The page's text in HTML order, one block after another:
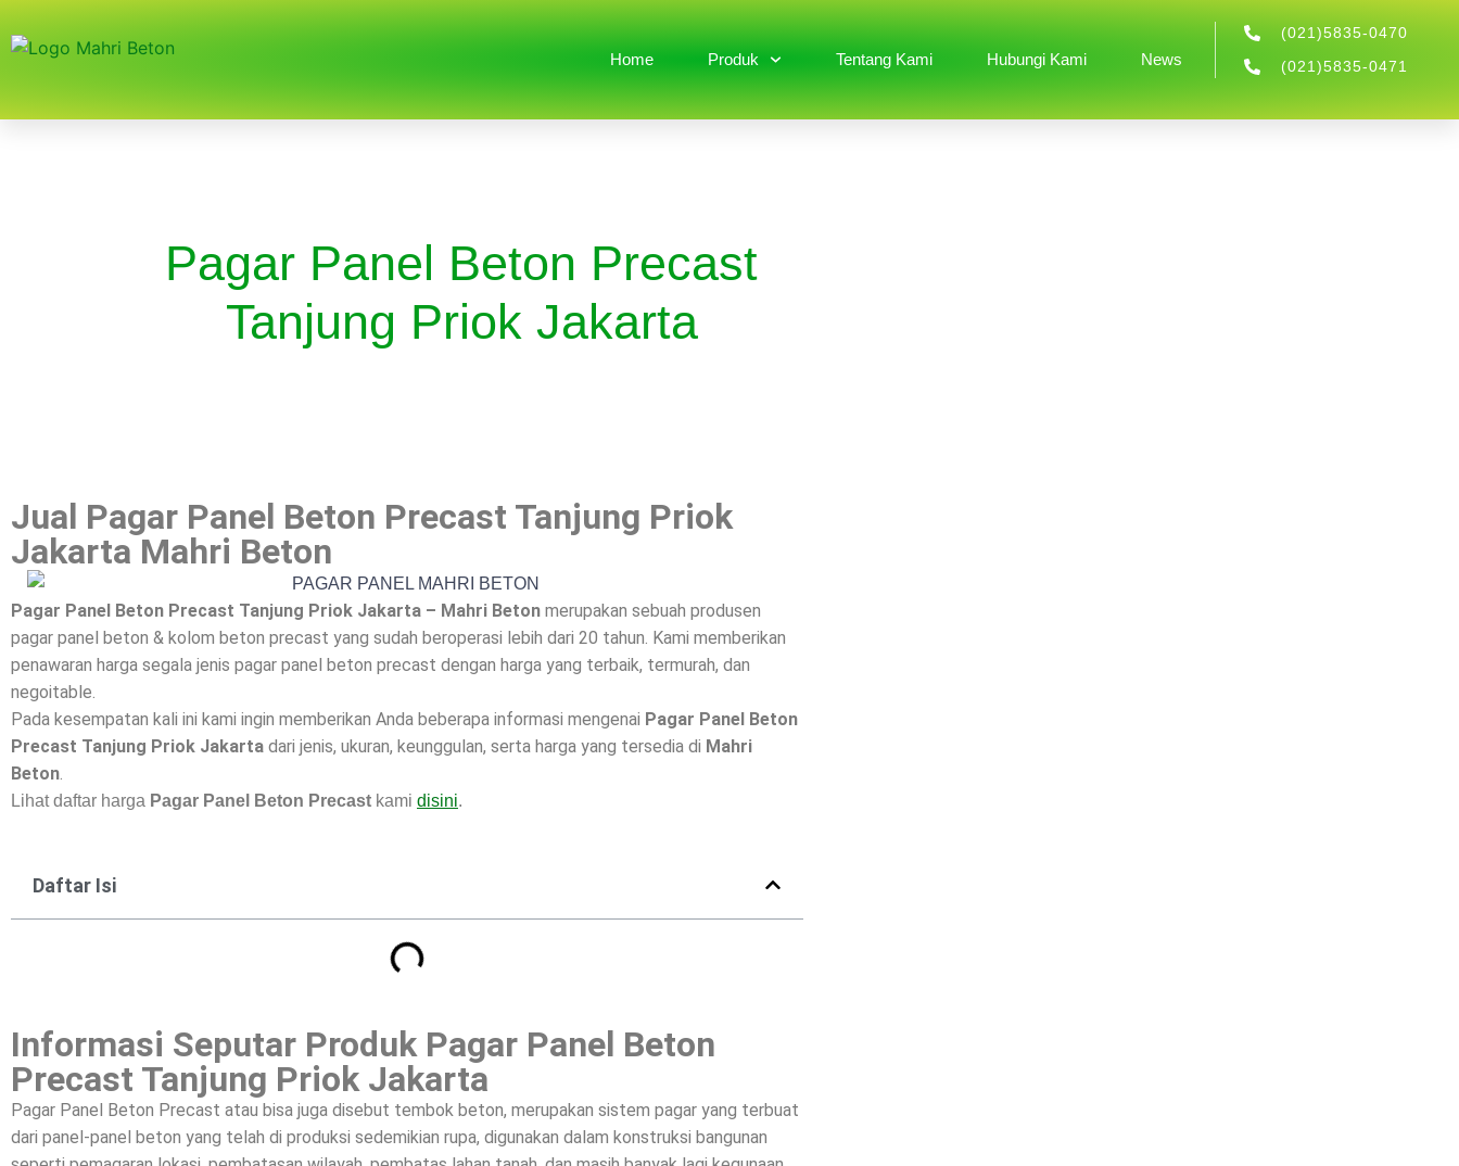
Home Produk Tentang Kami Hubungi Kami News
(021)5835-0470
(021)5835-0471
Pagar Panel Beton Precast
Tanjung Priok Jakarta
Jual Pagar Panel Beton Precast Tanjung Priok
Jakarta Mahri Beton
Pagar Panel Beton Precast Tanjung Priok Jakarta – Mahri Beton merupakan sebuah produsen
pagar panel beton & kolom beton precast yang sudah beroperasi lebih dari 20 tahun. Kami memberikan
penawaran harga segala jenis pagar panel beton precast dengan harga yang terbaik, termurah, dan
negoitable.
Pada kesempatan kali ini kami ingin memberikan Anda beberapa informasi mengenai Pagar Panel Beton
Precast Tanjung Priok Jakarta dari jenis, ukuran, keunggulan, serta harga yang tersedia di Mahri
Beton.
Lihat daftar harga Pagar Panel Beton Precast kami disini.
Daftar Isi
Informasi Seputar Produk Pagar Panel Beton
Precast Tanjung Priok Jakarta
Pagar Panel Beton Precast atau bisa juga disebut tembok beton, merupakan sistem pagar yang terbuat
dari panel-panel beton yang telah di produksi sedemikian rupa, digunakan dalam konstruksi bangunan